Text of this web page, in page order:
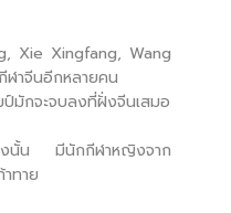
Xie Xingfang, Wang
ฬาจีนอีกหลายคน
มักจะจบลงที่ฝั่งจีนเสมอ
งนั้น มีนักกีฬาหญิงจาก
ทาย